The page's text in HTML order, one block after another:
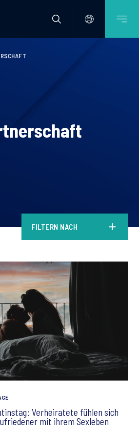
FILTERN NACH
Verheiratete fühlen sich
mit ihrem Sexleben